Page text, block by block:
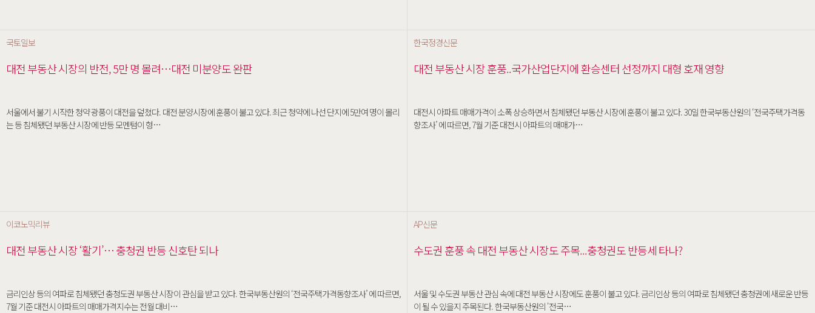
국토일보
대전 부동산 시장의 반전, 5만 명 몰려…대전 미분양도 완판
서울에서 불기 시작한 청약 광풍이 대전을 덮쳤다. 대전 분양시장에 훈풍이 불고 있다. 최근 청약에 나선 단지에 5만여 명이 몰리
는 등 침체됐던 부동산 시장에 반등 모멘텀이 형…
한국정경신문
대전 부동산 시장 훈풍..국가산업단지에 환승센터 선정까지 대형 호재 영향
대전시 아파트 매매가격이 소폭 상승하면서 침체됐던 부동산 시장에 훈풍이 불고 있다. 30일 한국부동산원의 ‘전국주택가격동
향조사’ 에 따르면, 7월 기준 대전시 아파트의 매매가…
이코노믹리뷰
대전 부동산 시장 ‘활기’… 충청권 반등 신호탄 되나
금리인상 등의 여파로 침체됐던 충청도권 부동산 시장이 관심을 받고 있다. 한국부동산원의 ‘전국주택가격동향조사’ 에 따르면,
7월 기준 대전시 아파트의 매매가격지수는 전월 대비…
AP신문
수도권 훈풍 속 대전 부동산 시장도 주목...충청권도 반등세 타나?
서울 및 수도권 부동산 관심 속에 대전 부동산 시장에도 훈풍이 불고 있다. 금리인상 등의 여파로 침체됐던 충청권에 새로운 반등
이 될 수 있을지 주목된다. 한국부동산원의 '전국…